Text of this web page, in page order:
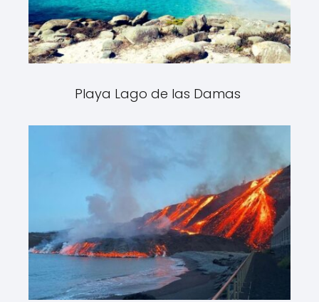
Playa Lago de las Damas